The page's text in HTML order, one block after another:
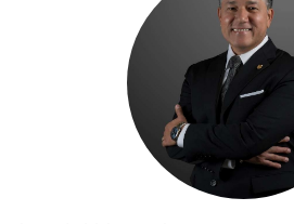
a los cambios del mercado y a las
A su vez, ofrece un entorno de
ideas y estrategias se comparten
innovación y el crecimiento.
Apoyo a los Agentes
Una de las ventajas más significativas